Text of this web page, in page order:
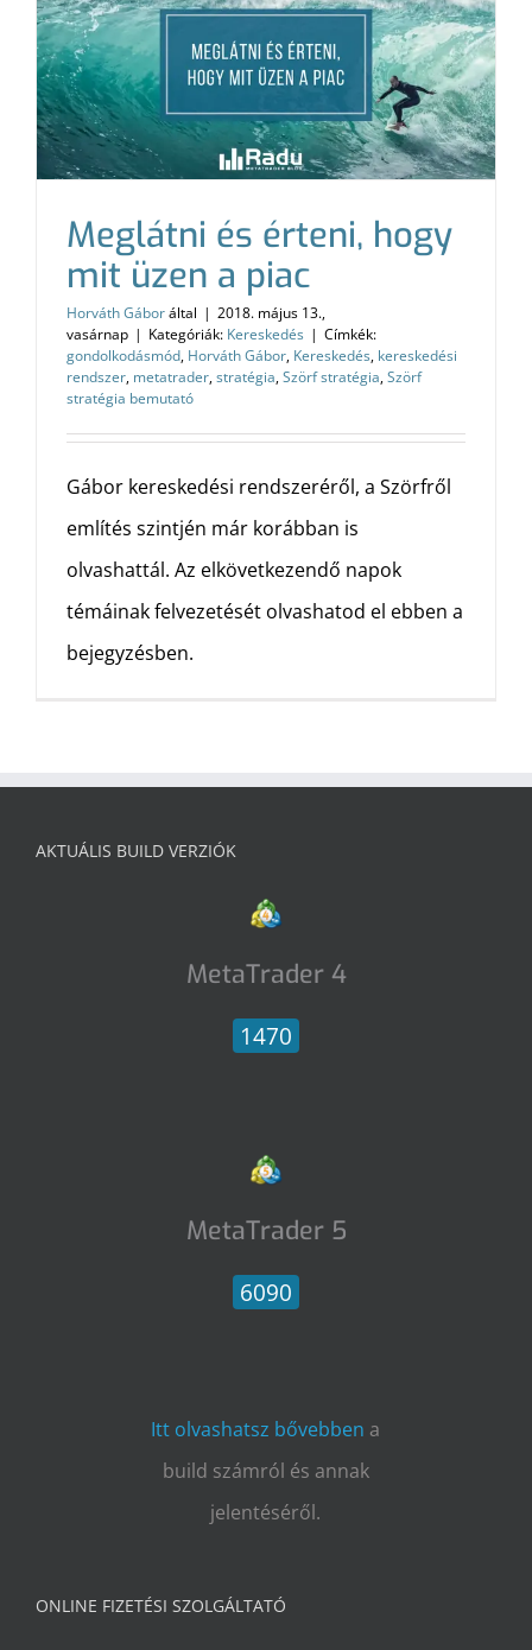
Meglátni és érteni, hogy
mit üzen a piac
Horváth Gáboráltal | 2018. május 13.,
vasárnap | Kategóriák: Kereskedés | Címkék:
gondolkodásmód, Horváth Gábor, Kereskedés, kereskedési
rendszer, metatrader,stratégia,Szörf stratégia,Szörf
stratégia bemutató
Gábor kereskedési rendszeréről, a Szörfről
említés szintjén már korábban is
olvashattál. Az elkövetkezendő napok
témáinak felvezetését olvashatod el ebben a
bejegyzésben.
AKTUÁLIS BUILD VERZIÓK
MetaTrader 4
1470
MetaTrader 5
6090
Itt olvashatsz bővebben a
build számról és annak
jelentéséről.
ONLINE FIZETÉSI SZOLGÁLTATÓ